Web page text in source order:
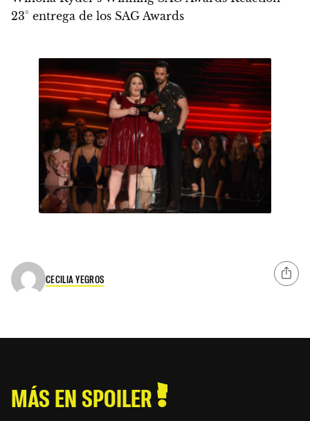
23° entrega de los SAG Awards
CECILIA YEGROS
MÁS EN SPOILER